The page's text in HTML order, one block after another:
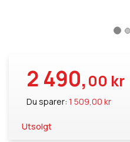
2 490,00 kr
Du sparer: 1 509,00 kr
Utsolgt